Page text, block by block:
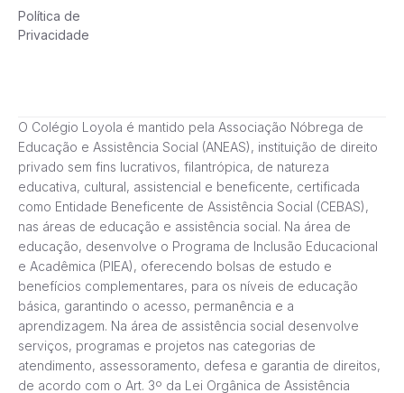
Política de
Privacidade
O Colégio Loyola é mantido pela Associação Nóbrega de
Educação e Assistência Social (ANEAS), instituição de direito
privado sem fins lucrativos, filantrópica, de natureza
educativa, cultural, assistencial e beneficente, certificada
como Entidade Beneficente de Assistência Social (CEBAS),
nas áreas de educação e assistência social. Na área de
educação, desenvolve o Programa de Inclusão Educacional
e Acadêmica (PIEA), oferecendo bolsas de estudo e
benefícios complementares, para os níveis de educação
básica, garantindo o acesso, permanência e a
aprendizagem. Na área de assistência social desenvolve
serviços, programas e projetos nas categorias de
atendimento, assessoramento, defesa e garantia de direitos,
de acordo com o Art. 3º da Lei Orgânica de Assistência